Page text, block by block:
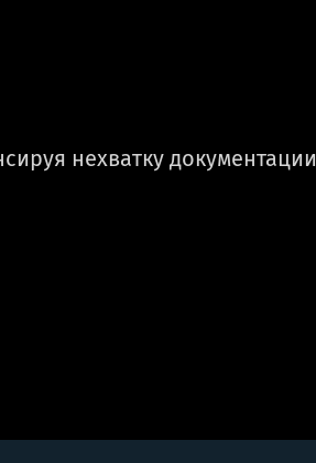
нехватку документации